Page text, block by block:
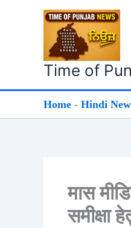
Time of
Home - Hindi
मास
समीक्षा